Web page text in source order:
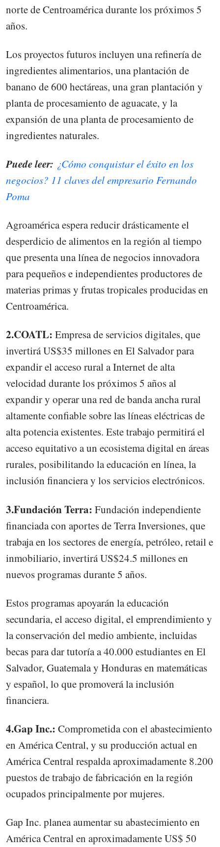
norte de Centroamérica durante los próximos 5
años.
Los proyectos futuros incluyen una refinería de
ingredientes alimentarios, una plantación de
banano de 600 hectáreas, una gran plantación y
planta de procesamiento de aguacate, y la
expansión de una planta de procesamiento de
ingredientes naturales.
Puede leer: ¿Cómo conquistar el éxito en los
negocios? 11 claves del empresario Fernando
Poma
Agroamérica espera reducir drásticamente el
desperdicio de alimentos en la región al tiempo
que presenta una línea de negocios innovadora
para pequeños e independientes productores de
materias primas y frutas tropicales producidas en
Centroamérica.
2.COATL: Empresa de servicios digitales, que
invertirá US$35 millones en El Salvador para
expandir el acceso rural a Internet de alta
velocidad durante los próximos 5 años al
expandir y operar una red de banda ancha rural
altamente confiable sobre las líneas eléctricas de
alta potencia existentes. Este trabajo permitirá el
acceso equitativo a un ecosistema digital en áreas
rurales, posibilitando la educación en línea, la
inclusión financiera y los servicios electrónicos.
3.Fundación Terra: Fundación independiente
financiada con aportes de Terra Inversiones, que
trabaja en los sectores de energía, petróleo, retail e
inmobiliario, invertirá US$24.5 millones en
nuevos programas durante 5 años.
Estos programas apoyarán la educación
secundaria, el acceso digital, el emprendimiento y
la conservación del medio ambiente, incluidas
becas para dar tutoría a 40.000 estudiantes en El
Salvador, Guatemala y Honduras en matemáticas
y español, lo que promoverá la inclusión
financiera.
4.Gap Inc.: Comprometida con el abastecimiento
en América Central, y su producción actual en
América Central respalda aproximadamente 8.200
puestos de trabajo de fabricación en la región
ocupados principalmente por mujeres.
Gap Inc. planea aumentar su abastecimiento en
América Central en aproximadamente US$ 50